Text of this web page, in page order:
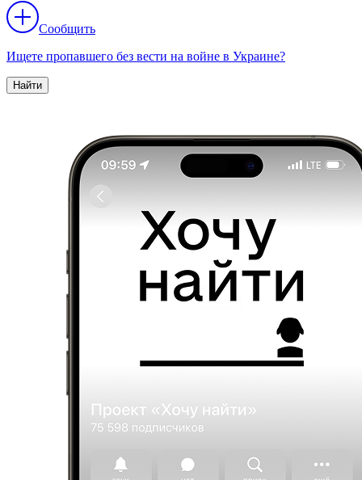
Сообщить
Ищете пропавшего без вести на войне в Украине?
Найти